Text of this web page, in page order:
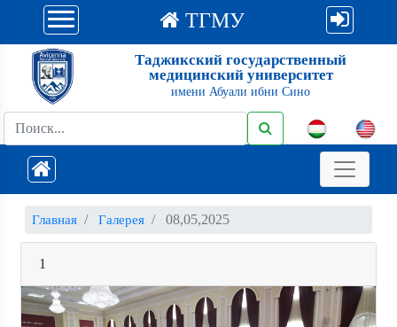
ТГМУ
Таджикский государственный
медицинский университет
имени Абуали ибни Сино
Главная Галерея 08,05,2025
1